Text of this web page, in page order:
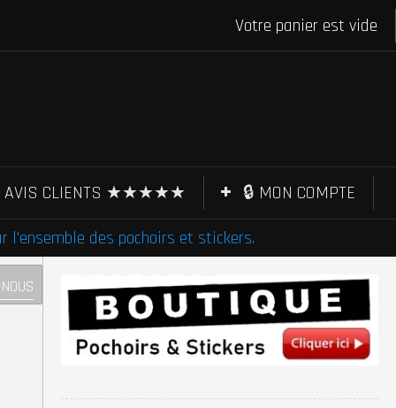
Votre panier est vide
AVIS CLIENTS ★★★★★
🔒 MON COMPTE
l'ensemble des pochoirs et stickers.